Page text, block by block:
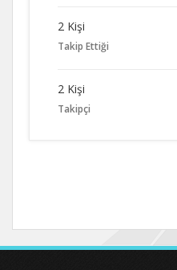
2 Kişi
Takip Ettiği
2 Kişi
Takipçi